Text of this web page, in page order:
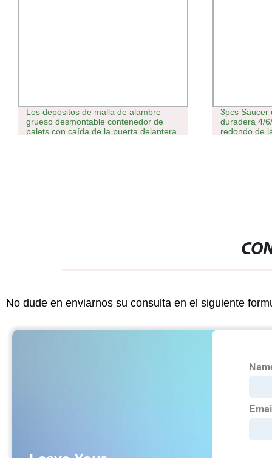
Los depósitos de malla de alambre
grueso desmontable contenedor de
palets con caída de la puerta delantera
3pcs Saucer
duradera 4/
redondo de
No dude en enviarnos su consulta en el siguiente